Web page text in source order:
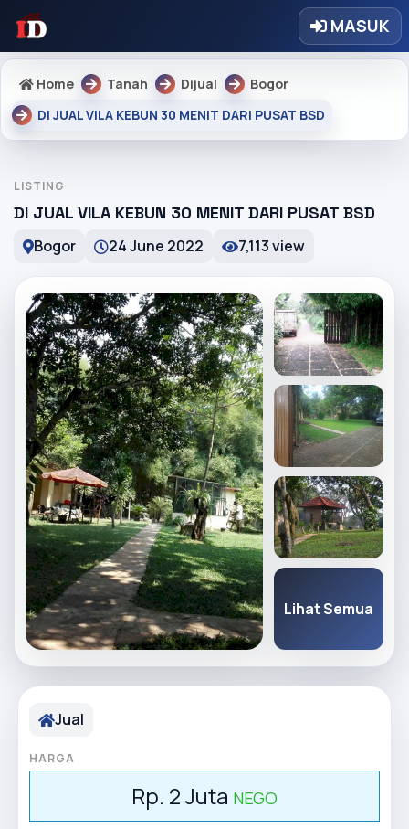
MASUK
Home Tanah Dijual
Bogor
DI JUAL VILA KEBUN 30 MENIT DARI PUSAT BSD
LISTING
DI JUAL VILA KEBUN 30 MENIT DARI PUSAT BSD
Bogor 24 June 2022 7,113 view
Lihat Semua
Jual
HARGA
Rp. 2 Juta NEGO